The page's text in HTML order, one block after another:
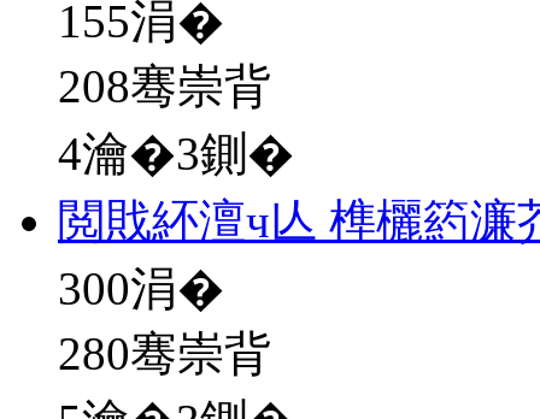
155涓�
208骞崇背
4瀹�3鍘�
閲戝紑澶ч亾 榫欐箹
300涓�
280骞崇背